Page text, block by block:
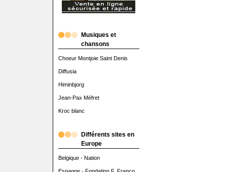
Musiques et
chansons
Choeur Montjoie Saint Denis
Diffusia
Himinbjorg
Jean-Pax Méfret
Kroc blanc
Différents sites en
Europe
Belgique - Nation